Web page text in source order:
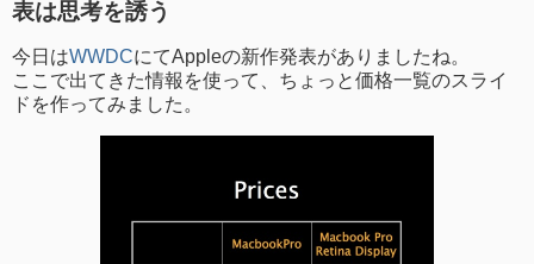
表は思考を誘う
今日はWWDCにてAppleの新作発表がありましたね。
ここで出てきた情報を使って、ちょっと価格一覧のスライ
ドを作ってみました。